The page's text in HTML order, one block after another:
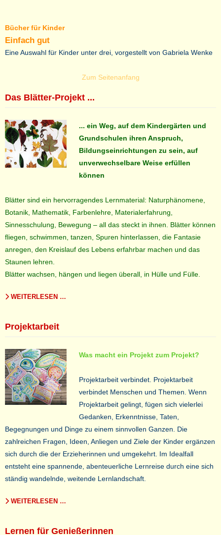
Bücher für Kinder
Einfach gut
Eine Auswahl für Kinder unter drei, vorgestellt von Gabriela Wenke
Zum Seitenanfang
Das Blätter-Projekt ...
... ein Weg, auf dem Kindergärten und
Grundschulen ihren Anspruch,
Bildungseinrichtungen zu sein, auf
unverwechselbare Weise erfüllen
können
Blätter sind ein hervorragendes Lernmaterial: Naturphänomene,
Botanik, Mathematik, Farbenlehre, Materialerfahrung,
Sinnesschulung, Bewegung – all das steckt in ihnen. Blätter können
fliegen, schwimmen, tanzen, Spuren hinterlassen, die Fantasie
anregen, den Kreislauf des Lebens erfahrbar machen und das
Staunen lehren.
Blätter wachsen, hängen und liegen überall, in Hülle und Fülle.
WEITERLESEN …
Projektarbeit
Was macht ein Projekt zum Projekt?
Projektarbeit verbindet. Projektarbeit
verbindet Menschen und Themen. Wenn
Projektarbeit gelingt, fügen sich vielerlei
Gedanken, Erkenntnisse, Taten,
Begegnungen und Dinge zu einem sinnvollen Ganzen. Die
zahlreichen Fragen, Ideen, Anliegen und Ziele der Kinder ergänzen
sich durch die der Erzieherinnen und umgekehrt. Im Idealfall
entsteht eine spannende, abenteuerliche Lernreise durch eine sich
ständig wandelnde, weitende Lernlandschaft.
WEITERLESEN …
Lernen für Genießerinnen